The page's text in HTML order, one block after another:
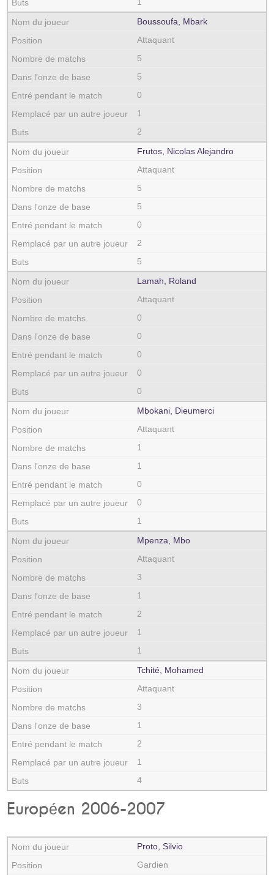
Boussoufa, Mbark
Attaquant
5
5
0
1
2
Frutos, Nicolas Alejandro
Attaquant
5
5
0
2
5
Lamah, Roland
Attaquant
0
0
0
0
0
Mbokani, Dieumerci
Attaquant
1
1
0
0
1
Mpenza, Mbo
Attaquant
3
1
2
1
1
Tchité, Mohamed
Attaquant
3
1
2
1
4
Européen 2006-2007
Proto, Silvio
Gardien